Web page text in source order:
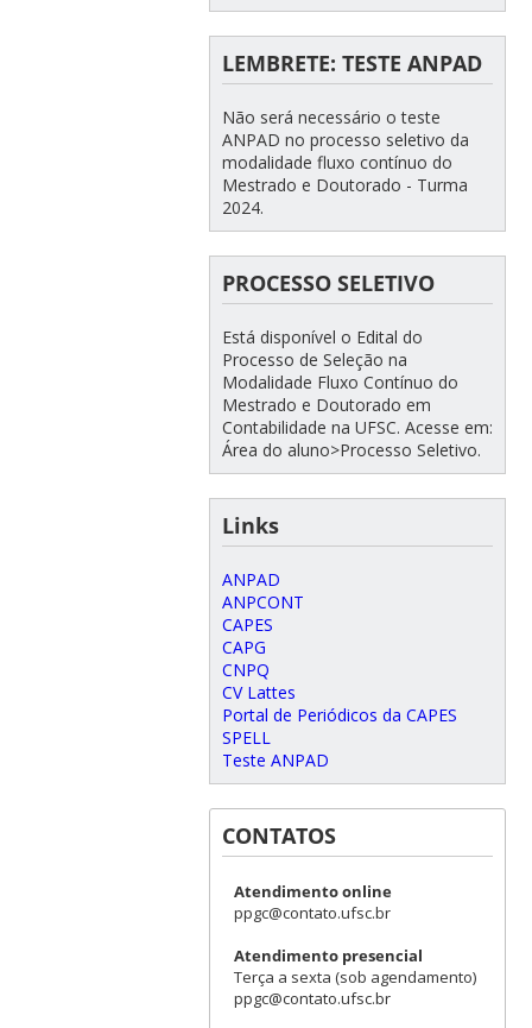
LEMBRETE: TESTE ANPAD
Não será necessário o teste
ANPAD no processo seletivo da
modalidade fluxo contínuo do
Mestrado e Doutorado - Turma
2024.
PROCESSO SELETIVO
Está disponível o Edital do
Processo de Seleção na
Modalidade Fluxo Contínuo do
Mestrado e Doutorado em
Contabilidade na UFSC. Acesse em:
Área do aluno>Processo Seletivo.
Links
ANPAD
ANPCONT
CAPES
CAPG
CNPQ
CV Lattes
Portal de Periódicos da CAPES
SPELL
Teste ANPAD
CONTATOS
Atendimento online
ppgc@contato.ufsc.br
Atendimento presencial
Terça a sexta (sob agendamento)
ppgc@contato.ufsc.br